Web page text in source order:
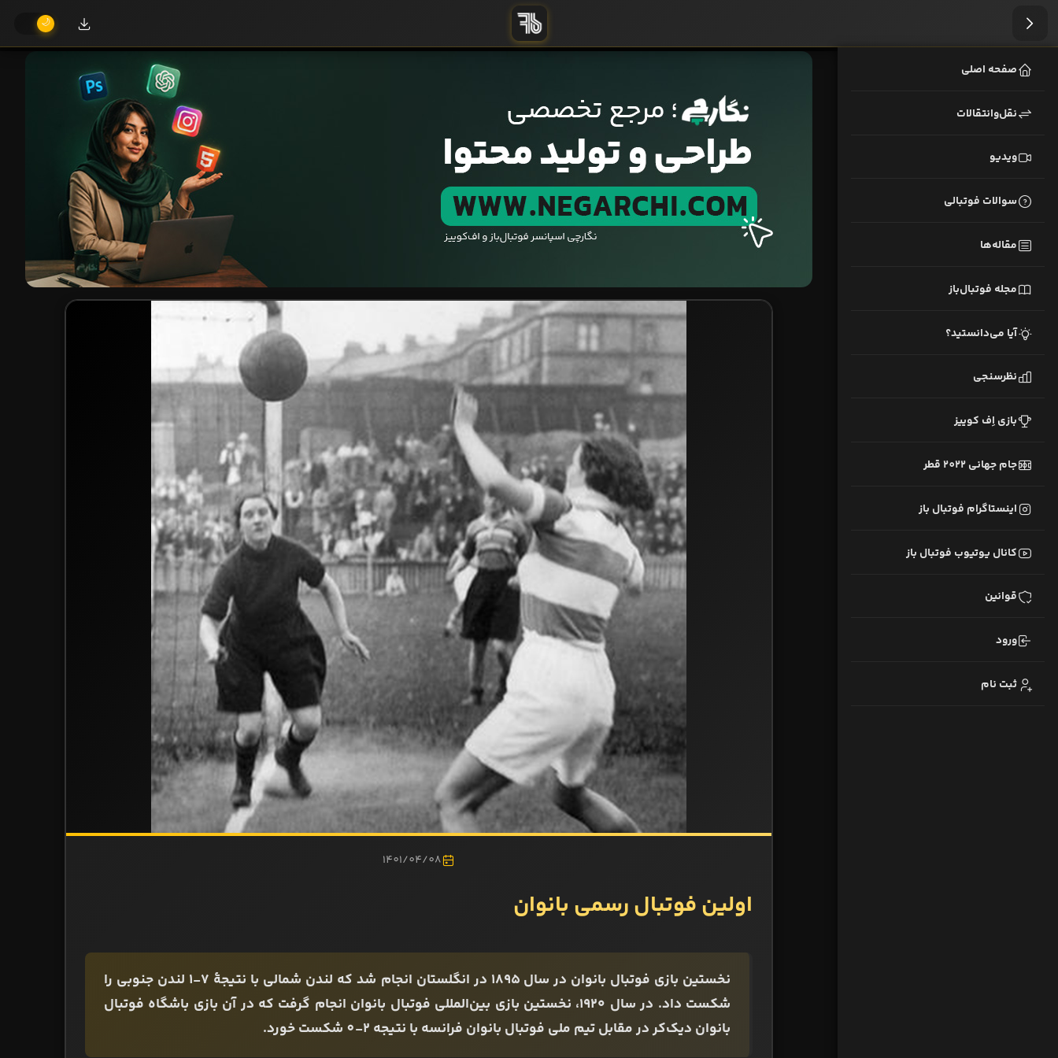
صفحه اصلی
نقل‌وانتقالات
ویدیو
سوالات فوتبالی
مقاله‌ها
مجله فوتبال‌باز
آیا می‌دانستید؟
نظرسنجی
بازی اِف کوییز
جام جهانی 2022 قطر
اینستاگرام فوتبال باز
کانال یوتیوب فوتبال باز
قوانین
ورود
ثبت نام
1401/04/08
اولین فوتبال رسمی بانوان
نخستین بازی فوتبال بانوان در سال ۱۸۹۵ در انگلستان انجام شد که لندن شمالی با نتیجۀ 7-1 لندن جنوبی را
شکست‌ داد. در سال ۱۹۲۰، نخستین بازی بین‌المللی فوتبال بانوان انجام ‌گرفت که در آن بازی باشگاه فوتبال
بانوان دیک‌کر در مقابل تیم ملی فوتبال بانوان فرانسه با نتیجه 2-0 شکست ‌خورد.